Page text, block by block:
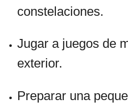
constelaciones.
Jugar a juegos de
exterior.
Preparar una